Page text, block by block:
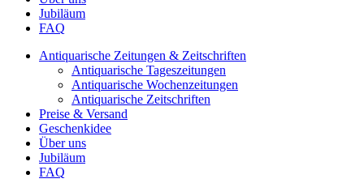
Jubiläum
FAQ
Antiquarische Zeitungen & Zeitschriften
Antiquarische Tageszeitungen
Antiquarische Wochenzeitungen
Antiquarische Zeitschriften
Preise & Versand
Geschenkidee
Über uns
Jubiläum
FAQ